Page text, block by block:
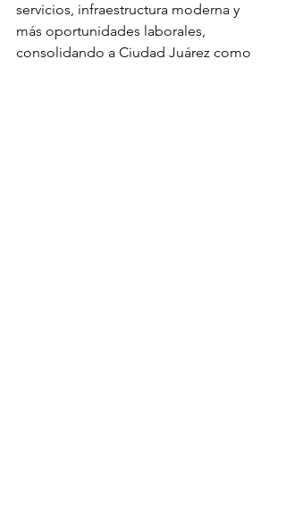
servicios, infraestructura moderna y
más oportunidades laborales,
consolidando a Ciudad Juárez como